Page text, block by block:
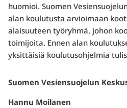
huomioi. Suomen
alan koulutusta arvioimaan
alaisuuteen työryhmä, johon
toimijoita. Ennen alan
yksittäisiä koulutusohjelmia
Suomen Vesiensuojelun
Hannu Moilanen